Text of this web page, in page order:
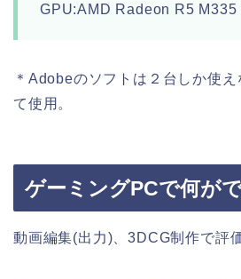
GPU:AMD Radeon R5 M335
＊Adobeのソフトは２台しか使え
て使用。
ゲーミングPCで何が
動画編集(出力)、3DCG制作で評